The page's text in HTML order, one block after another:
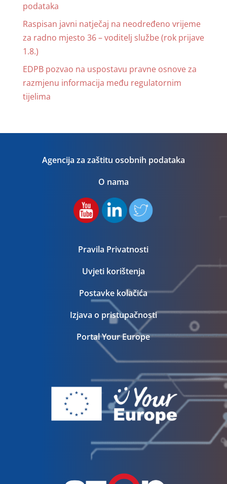
podataka
Raspisan javni natječaj na neodređeno vrijeme
za radno mjesto 36 – voditelj službe (rok prijave
1.8.)
EDPB pozvao na uspostavu pravne osnove za
razmjenu informacija među regulatornim
tijelima
Agencija za zaštitu osobnih podataka
O nama
Pravila Privatnosti
Uvjeti korištenja
Postavke kolačića
Izjava o pristupačnosti
Portal Your Europe